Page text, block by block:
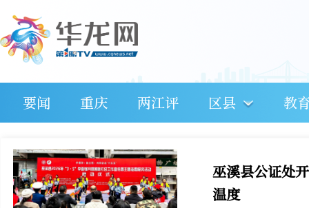
要闻 重庆 两江评 区县 教
巫溪县公证处
温度